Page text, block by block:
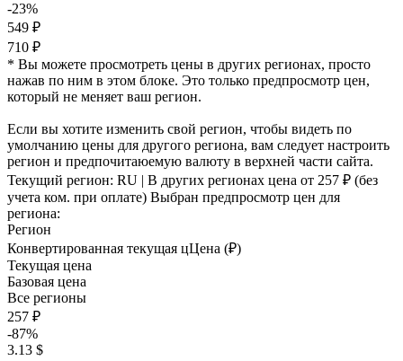
-23%
549 ₽
710 ₽
* Вы можете просмотреть цены в других регионах, просто
нажав по ним в этом блоке. Это только предпросмотр цен,
который не меняет ваш регион.
Если вы хотите изменить свой регион, чтобы видеть по
умолчанию цены для другого региона, вам следует настроить
регион и предпочитаюемую валюту в верхней части сайта.
Текущий регион: RU | В других регионах цена от 257 ₽ (без
учета ком. при оплате) Выбран предпросмотр цен для
региона:
Регион
Конвертированная текущая цЦена (₽)
Текущая цена
Базовая цена
Все регионы
257 ₽
-87%
3.13 $